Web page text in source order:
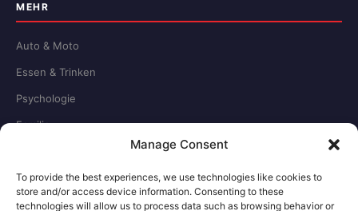
Manage Consent
To provide the best experiences, we use technologies like cookies to
store and/or access device information. Consenting to these
technologies will allow us to process data such as browsing behavior or
MEHR
Auto & Moto
Essen & Trinken
Psychologie
Familie
RECHTLICHES